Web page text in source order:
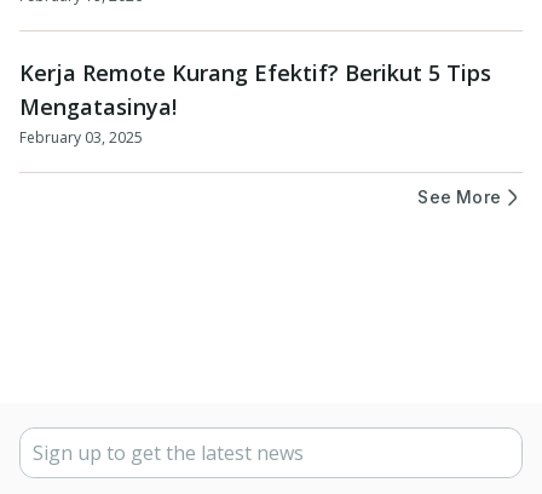
Kerja Remote Kurang Efektif? Berikut 5 Tips
Mengatasinya!
February 03, 2025
See More